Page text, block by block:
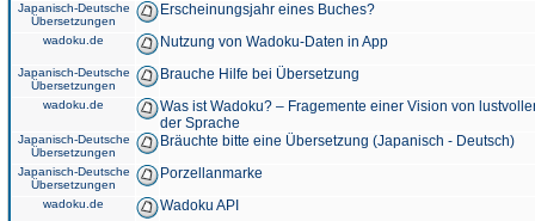
Japanisch-Deutsche
Übersetzungen
Erscheinungsjahr eines Buches?
wadoku.de Nutzung von Wadoku-Daten in App
Japanisch-Deutsche
Übersetzungen
Brauche Hilfe bei Übersetzung
wadoku.de
Was ist Wadoku? – Fragemente einer Vision von
der Sprache
Japanisch-Deutsche
Übersetzungen
Bräuchte bitte eine Übersetzung (Japanisch - Deutsch)
Japanisch-Deutsche
Übersetzungen
Porzellanmarke
wadoku.de Wadoku API